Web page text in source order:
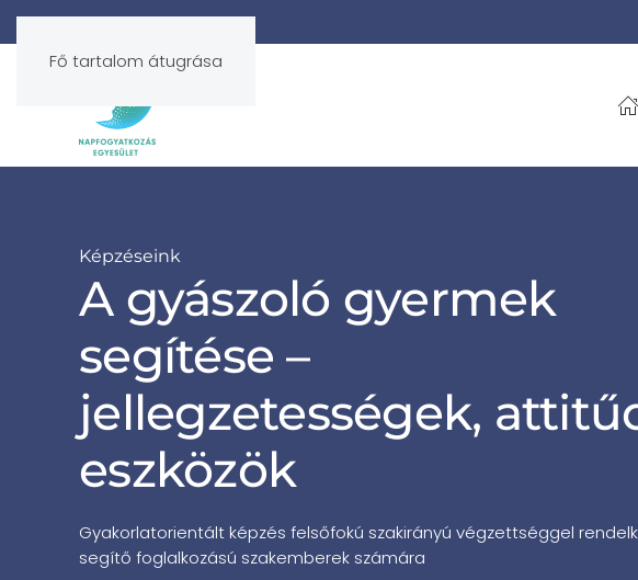
Fő tartalom átugrása
Képzéseink
A gyászoló gyermek
segítése –
jellegzetességek,
eszközök
Gyakorlatorientált képzés felsőfokú szakirányú végzettséggel
segítő foglalkozású szakemberek számára